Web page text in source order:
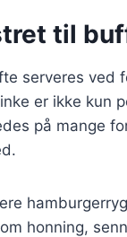
til
serveres ved
er ikke kun
på mange
honning,